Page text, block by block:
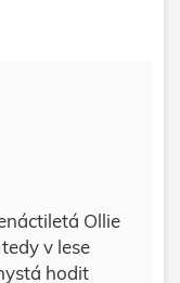
Ollie
v lese
hodit